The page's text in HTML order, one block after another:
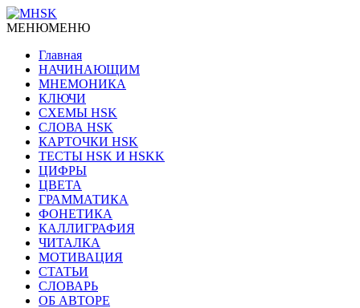
МЕНЮМЕНЮ
Главная
НАЧИНАЮЩИМ
МНЕМОНИКА
КЛЮЧИ
СХЕМЫ HSK
СЛОВА HSK
КАРТОЧКИ HSK
ТЕСТЫ HSK И HSKK
ЦИФРЫ
ЦВЕТА
ГРАММАТИКА
ФОНЕТИКА
КАЛЛИГРАФИЯ
ЧИТАЛКА
МОТИВАЦИЯ
СТАТЬИ
СЛОВАРЬ
ОБ АВТОРЕ